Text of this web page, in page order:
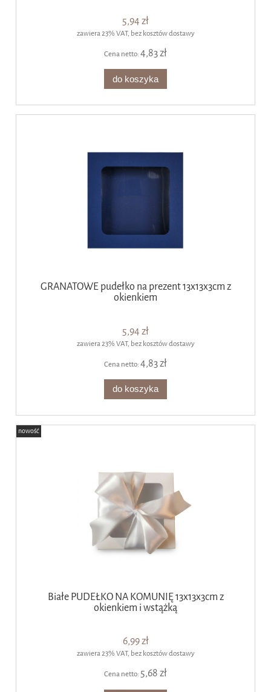
5,94 zł
zawiera 23% VAT, bez kosztów dostawy
Cena netto:4,83 zł
do koszyka
GRANATOWE pudełko na prezent 13x13x3cm z
okienkiem
5,94 zł
zawiera 23% VAT, bez kosztów dostawy
Cena netto:4,83 zł
do koszyka
Białe PUDEŁKO NA KOMUNIĘ 13x13x3cm z
okienkiem i wstążką
6,99 zł
zawiera 23% VAT, bez kosztów dostawy
Cena netto: 5,68 zł
nowość